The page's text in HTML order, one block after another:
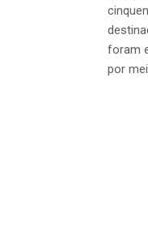
foram
por